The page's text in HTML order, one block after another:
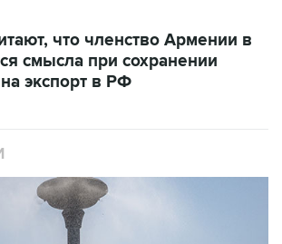
смысла при сохранении
экспорт в РФ